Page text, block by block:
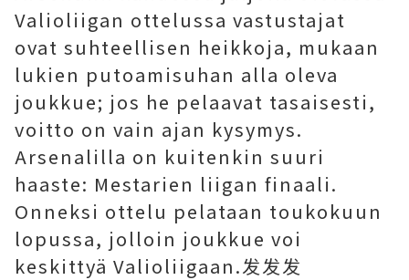
Valioliigan ottelussa vastustajat
ovat suhteellisen heikkoja, mukaan
lukien putoamisuhan alla oleva
joukkue; jos he pelaavat tasaisesti,
voitto on vain ajan kysymys.
Arsenalilla on kuitenkin suuri
haaste: Mestarien liigan finaali.
Onneksi ottelu pelataan toukokuun
lopussa, jolloin joukkue voi
keskittyä Valioliigaan.发发发